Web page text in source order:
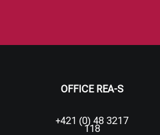
OFFICE REA-S
+421 (0) 48 3217
118